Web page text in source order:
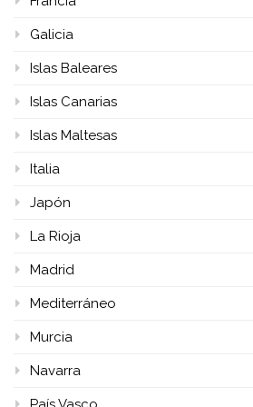
Galicia
Islas Baleares
Islas Canarias
Islas Maltesas
Italia
Japón
La Rioja
Madrid
Mediterráneo
Murcia
Navarra